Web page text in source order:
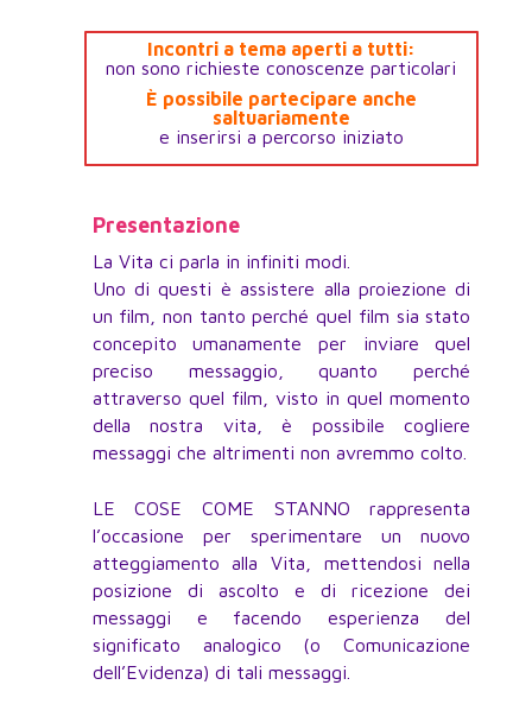
Incontri a tema aperti a tutti:
non sono richieste conoscenze particolari
È possibile partecipare anche
saltuariamente
e inserirsi a percorso iniziato
Presentazione
La Vita ci parla in infiniti modi.
Uno di questi è assistere alla proiezione di
un film, non tanto perché quel film sia stato
concepito umanamente per inviare quel
preciso messaggio, quanto perché
attraverso quel film, visto in quel momento
della nostra vita, è possibile cogliere
messaggi che altrimenti non avremmo colto.
LE COSE COME STANNO rappresenta
l’occasione per sperimentare un nuovo
atteggiamento alla Vita, mettendosi nella
posizione di ascolto e di ricezione dei
messaggi e facendo esperienza del
significato analogico (o Comunicazione
dell’Evidenza) di tali messaggi.